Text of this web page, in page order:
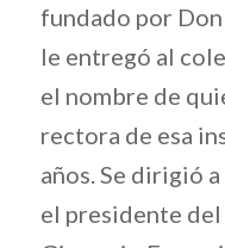
fundado por
le entregó al
el nombre de
rectora de esa
años. Se dirigió
el presidente